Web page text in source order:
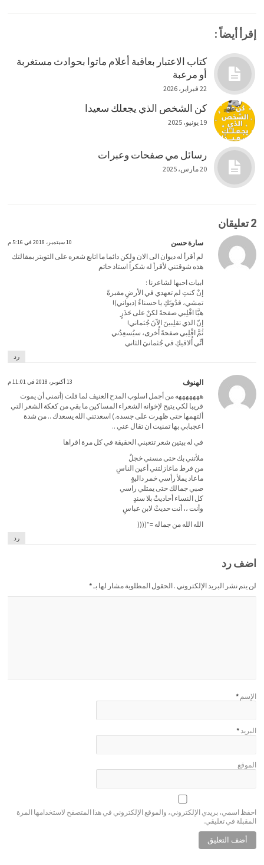
إقرأ أيضاً :
كتاب الاعتبار بعاقبة أعلام ماتوا بحوادث مستغربة
أو مرعبة
22 فبراير، 2026
كن الشخص الذي يجعلك سعيدا
19 يونيو، 2025
رسائل مي صفحات وعبرات
20 مارس، 2025
2 تعليقان
سارة حسن 10 سبتمبر، 2018 في 5:16 م
لم أقرأ له ديوان الى الان ولكن دائما ما اتابع شعره على التويتر بمقالتك
هذه شوقتني لأقرأ له شكراً استاذ حاتم
ابيات احبها لشاعرنا :
‏إنْ كنتِ لم تعهدي في الأرضِ مقبرةً
‏تمشي، فدُونَكِ يا حسناءُ (ديواني)!
‏هيَّا اقْلِبي صفحةً لكنْ على حَذَرٍ
‏إنّ الذي تقلِبينَ الآنَ جُثماني!
‏ثُمَّ اقْلِبي صفحةً أُخرى، سيُسعِدُني
‏أنِّي أُلاقيكِ في جُثمانيَ الثاني
رد
الهنوف 13 أكتوبر، 2018 في 11:01 م
هههههههه من أجمل اسلوب المدح العنيف لما قلت (أتمنى أن يموت
قريبا لكي يتيح لإخوانه الشعراء المساكين ما بقي من كعكة الشعر التي
ألتهمها حتى ظهرت على جسده.) اسعدتني الله يسعدك .. من شدة
اعجبابي بها تمنيت ان تقال عني ..
في له بيتين شعر تتعبني الحقيقة في كل مرة اقراها
ملأتني بك حتى مسني خجلٌ
من فرط ماغازلتني أعين الناسِ
ماعاد يملأ رأسي خمر داليةٍ
صبي جمالك حتى يمتلي راسي
كل النساء أحاديثٌ بلا سندٍ
وأنت ،، أنت حديثٌ لابن عباسِ
الله الله من جماله =”((((
رد
اضف رد
لن يتم نشر البريد الإلكتروني . الحقول المطلوبة مشار لها بـ*
الإسم *
البريد *
الموقع
احفظ اسمي، بريدي الإلكتروني، والموقع الإلكتروني في هذا المتصفح لاستخدامها المرة
المقبلة في تعليقي.